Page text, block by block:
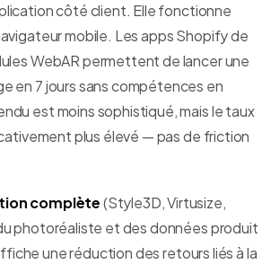
côté client. Elle fonctionne
mobile. Les apps Shopify de
WebAR permettent de lancer une
en 7 jours sans compétences en
est moins sophistiqué, mais le taux
plus élevé — pas de friction
complète(Style3D, Virtusize,
photoréaliste et des données produit
une réduction des retours liés à la